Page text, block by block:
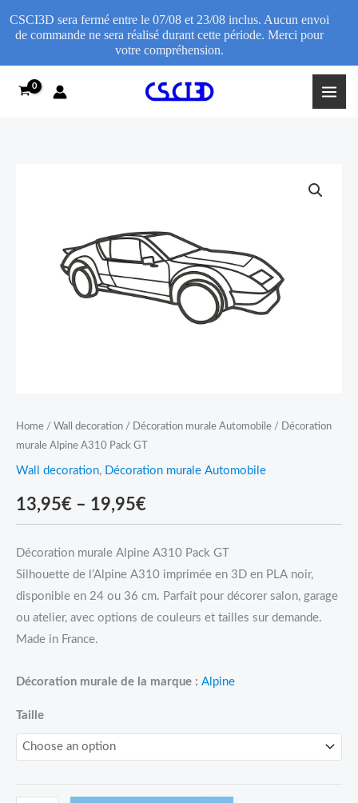
Home / Wall decoration / Décoration murale Automobile / Décoration
murale Alpine A310 Pack GT
Wall decoration, Décoration murale Automobile
13,95€ – 19,95€
13,95€
through
19,95€
Décoration murale Alpine A310 Pack GT
Silhouette de l’Alpine A310 imprimée en 3D en PLA noir,
disponible en 24 ou 36 cm. Parfait pour décorer salon, garage
ou atelier, avec options de couleurs et tailles sur demande.
Made in France.
Décoration murale de la marque : Alpine
Taille
CSCI3D sera fermé entre le 07/08 et 23/08 inclus. Aucun envoi
de commande ne sera réalisé durant cette période. Merci pour
votre compréhension.